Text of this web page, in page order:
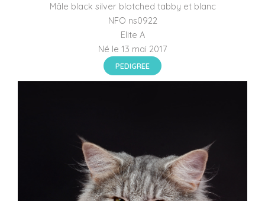
Mâle black silver blotched tabby et blanc
NFO ns0922
Elite A
Né le 13 mai 2017
PEDIGREE